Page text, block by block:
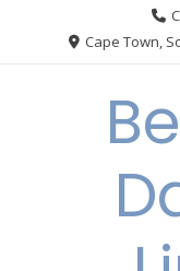
Cape Town,